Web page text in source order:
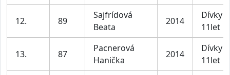
12. 89
Sajfrídová
Beata
2014
Dívky
11let
13. 87
Pacnerová
Hanička
2014
Dívky
11let